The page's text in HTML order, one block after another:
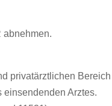
abnehmen.
privatärztlichen
einsendenden Arztes.